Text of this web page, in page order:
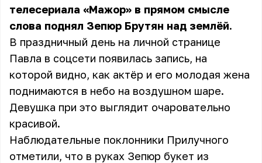
телесериала «Мажор» в прямом смысле
слова поднял Зепюр Брутян над землёй.
В праздничный день на личной странице
Павла в соцсети появилась запись, на
которой видно, как актёр и его молодая жена
поднимаются в небо на воздушном шаре.
Девушка при это выглядит очаровательно
красивой.
Наблюдательные поклонники Прилучного
отметили, что в руках Зепюр букет из